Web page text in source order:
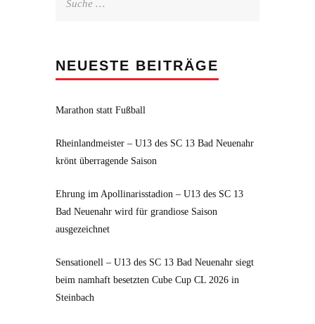
NEUESTE BEITRÄGE
Marathon statt Fußball
Rheinlandmeister – U13 des SC 13 Bad Neuenahr
krönt überragende Saison
Ehrung im Apollinarisstadion – U13 des SC 13
Bad Neuenahr wird für grandiose Saison
ausgezeichnet
Sensationell – U13 des SC 13 Bad Neuenahr siegt
beim namhaft besetzten Cube Cup CL 2026 in
Steinbach